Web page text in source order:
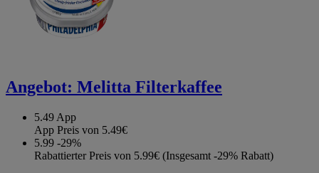
Angebot: Melitta Filterkaffee
5.49 App
App Preis von 5.49€
5.99 -29%
Rabattierter Preis von 5.99€ (Insgesamt -29% Rabatt)